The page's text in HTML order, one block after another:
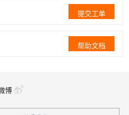
提交工单
帮助文档